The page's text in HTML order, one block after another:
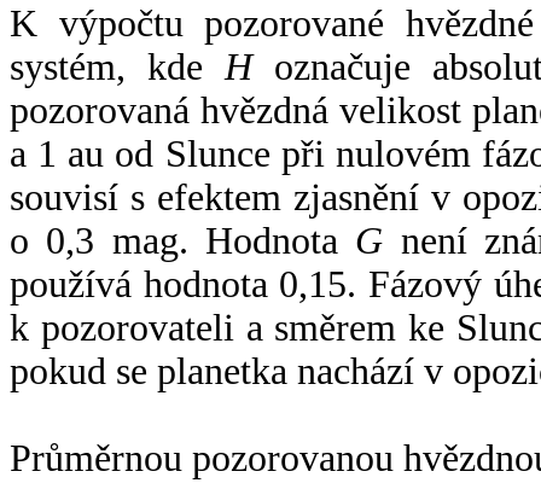
K výpočtu pozorované
systém, kde Hoznačuje
pozorovaná hvězdná velikost
a 1 au od Slunce při nulovém
souvisí s efektem zjasnění v
o 0,3 mag. Hodnota G není
používá hodnota 0,15. Fázový
k pozorovateli a směrem ke
pokud se planetka nachází v
Průměrnou pozorovanou